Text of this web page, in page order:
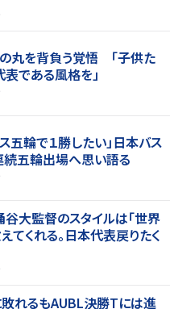
の丸を背負う覚悟 「子供た
表である風格を」
ス五輪で１勝したい」日本バス
五輪出場へ思い語る
大監督のスタイルは「世界
てくれる。日本代表戻りたく
れるもAUBL決勝Tには進